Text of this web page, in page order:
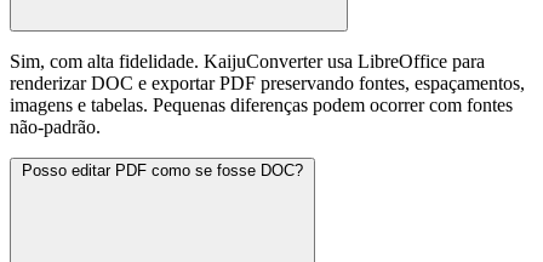
Sim, com alta fidelidade. KaijuConverter usa LibreOffice para
renderizar DOC e exportar PDF preservando fontes, espaçamentos,
imagens e tabelas. Pequenas diferenças podem ocorrer com fontes
não-padrão.
Posso editar PDF como se fosse DOC?